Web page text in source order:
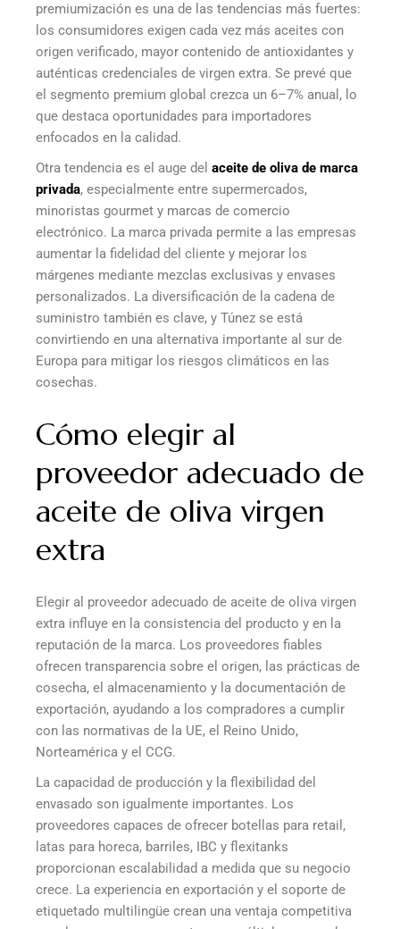
premiumización es una de las tendencias más fuertes:
los consumidores exigen cada vez más aceites con
origen verificado, mayor contenido de antioxidantes y
auténticas credenciales de virgen extra. Se prevé que
el segmento premium global crezca un 6–7% anual, lo
que destaca oportunidades para importadores
enfocados en la calidad.
Otra tendencia es el auge del aceite de oliva de marca
privada, especialmente entre supermercados,
minoristas gourmet y marcas de comercio
electrónico. La marca privada permite a las empresas
aumentar la fidelidad del cliente y mejorar los
márgenes mediante mezclas exclusivas y envases
personalizados. La diversificación de la cadena de
suministro también es clave, y Túnez se está
convirtiendo en una alternativa importante al sur de
Europa para mitigar los riesgos climáticos en las
cosechas.
Cómo elegir al
proveedor adecuado de
aceite de oliva virgen
extra
Elegir al proveedor adecuado de aceite de oliva virgen
extra influye en la consistencia del producto y en la
reputación de la marca. Los proveedores fiables
ofrecen transparencia sobre el origen, las prácticas de
cosecha, el almacenamiento y la documentación de
exportación, ayudando a los compradores a cumplir
con las normativas de la UE, el Reino Unido,
Norteamérica y el CCG.
La capacidad de producción y la flexibilidad del
envasado son igualmente importantes. Los
proveedores capaces de ofrecer botellas para retail,
latas para horeca, barriles, IBC y flexitanks
proporcionan escalabilidad a medida que su negocio
crece. La experiencia en exportación y el soporte de
etiquetado multilingüe crean una ventaja competitiva